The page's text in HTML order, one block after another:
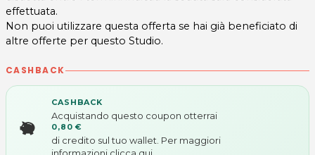
effettuata.
Non puoi utilizzare questa offerta se hai già beneficiato di
altre offerte per questo Studio.
CASHBACK
CASHBACK
Acquistando questo coupon otterrai
0,80 €
di credito sul tuo wallet. Per maggiori